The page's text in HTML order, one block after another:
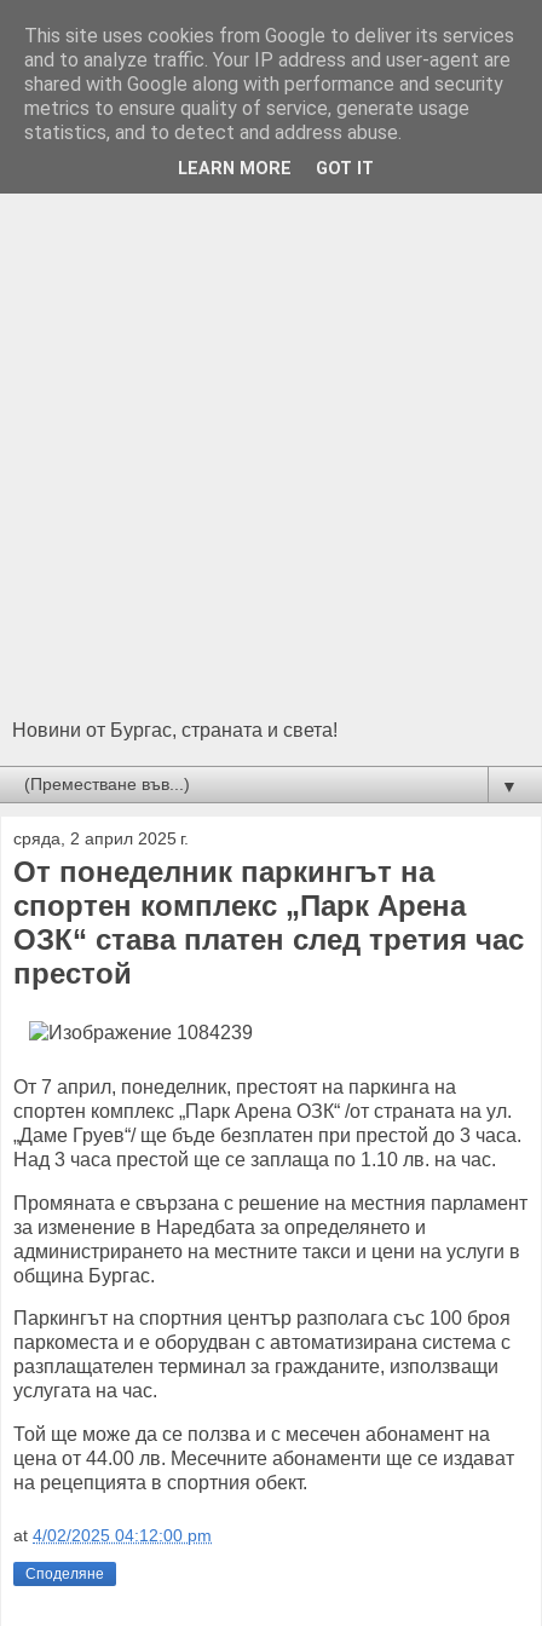
Новини от Бургас, страната и света!
▼
сряда, 2 април 2025 г.
От понеделник паркингът на
спортен комплекс „Парк Арена
ОЗК“ става платен след третия час
престой
От 7 април, понеделник, престоят на паркинга на
спортен комплекс „Парк Арена ОЗК“ /от страната на ул.
„Даме Груев“/ ще бъде безплатен при престой до 3 часа.
Над 3 часа престой ще се заплаща по 1.10 лв. на час.
Промяната е свързана с решение на местния парламент
за изменение в Наредбата за определянето и
администрирането на местните такси и цени на услуги в
община Бургас.
Паркингът на спортния център разполага със 100 броя
паркоместа и е оборудван с автоматизирана система с
разплащателен терминал за гражданите, използващи
услугата на час.
Той ще може да се ползва и с месечен абонамент на
цена от 44.00 лв. Месечните абонаменти ще се издават
на рецепцията в спортния обект.
at 4/02/2025 04:12:00 pm
Споделяне
This site uses cookies from Google to deliver its services
and to analyze traffic. Your IP address and user-agent are
shared with Google along with performance and security
metrics to ensure quality of service, generate usage
statistics, and to detect and address abuse.
LEARN MORE GOT IT